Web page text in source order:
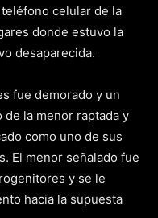
celular de la
donde estuvo la
desaparecida.
fue demorado y un
de la menor raptada y
como uno de sus
El menor señalado fue
y se le
hacia la supuesta